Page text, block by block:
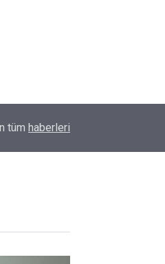
silahlı saldırıyla ilgili yeni gelişme
tüm haberleri